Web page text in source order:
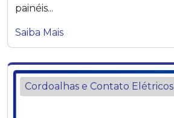
painéis...
Saiba Mais
Cordoalhas e Contato Elétricos